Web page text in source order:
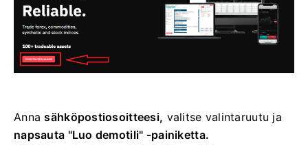
Annasähköpostiosoitteesi, valitse valintaruutu ja
napsauta "Luo demotili" -painiketta.